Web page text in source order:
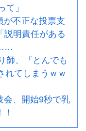
て」
が不正な投票支
説明責任がある
……
師、『とんでも
れてしまうｗｗ
会、開始9秒で乳